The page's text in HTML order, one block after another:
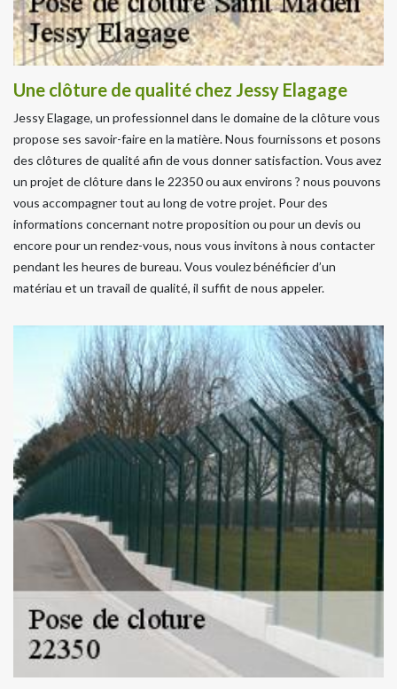
Une clôture de qualité chez Jessy Elagage
Jessy Elagage, un professionnel dans le domaine de la clôture vous
propose ses savoir-faire en la matière. Nous fournissons et posons
des clôtures de qualité afin de vous donner satisfaction. Vous avez
un projet de clôture dans le 22350 ou aux environs ? nous pouvons
vous accompagner tout au long de votre projet. Pour des
informations concernant notre proposition ou pour un devis ou
encore pour un rendez-vous, nous vous invitons à nous contacter
pendant les heures de bureau. Vous voulez bénéficier d’un
matériau et un travail de qualité, il suffit de nous appeler.